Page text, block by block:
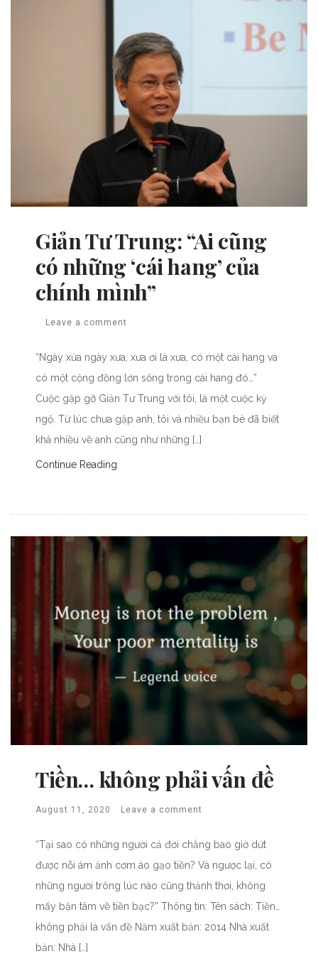
Giản Tư Trung: “Ai cũng
có những ‘cái hang’ của
chính mình”
Leave a comment
“Ngày xửa ngày xưa, xưa ơi là xưa, có một cái hang và
có một cộng đồng lớn sống trong cái hang đó…”
Cuộc gặp gỡ Giản Tư Trung với tôi, là một cuộc kỳ
ngộ. Từ lúc chưa gặp anh, tôi và nhiều bạn bè đã biết
khá nhiều về anh cũng như những […]
Continue Reading
Tiền… không phải vấn đề
August 11, 2020 Leave a comment
“Tại sao có những người cả đời chẳng bao giờ dứt
được nỗi ám ảnh cơm áo gạo tiền? Và ngược lại, có
những người trông lúc nào cũng thảnh thơi, không
mấy bận tâm về tiền bạc?” Thông tin: Tên sách: Tiền…
không phải là vấn đề Năm xuất bản: 2014 Nhà xuất
bản: Nhà […]